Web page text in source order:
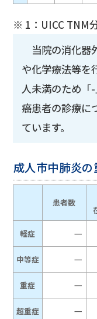
※ 1：UICC TNM
当院の消化器
や化学療法等を
人未満のため「
癌患者の診療に
ています。
成人市中肺炎
患者数
軽症 －
中等症 －
重症 －
超重症 －